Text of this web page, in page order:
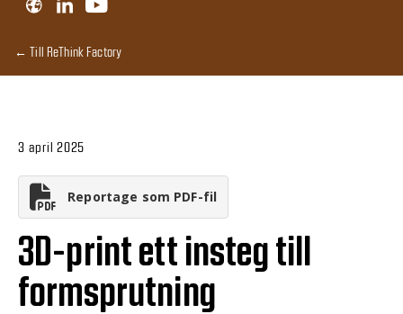
← Till ReThink Factory
3 april 2025
Reportage som PDF-fil
3D-print ett insteg till
formsprutning